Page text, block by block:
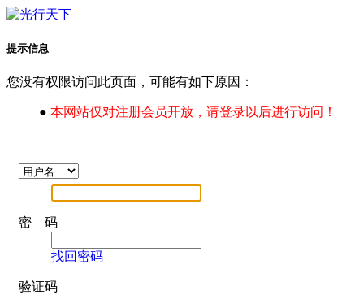
提示信息
您没有权限访问此页面，可能有如下原因：
● 本网站仅对注册会员开放，请登录以后进行访问！
密 码
找回密码
验证码